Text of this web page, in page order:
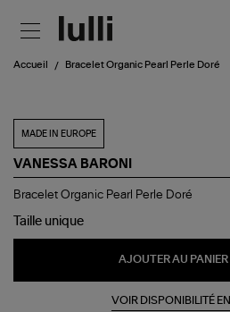
Accueil Bracelet Organic Pearl Perle Doré
MADE IN EUROPE
VANESSA BARONI
Bracelet
Pearl
Bracelet Organic Pearl Perle Doré
Taille unique
AJOUTER AU PANIER
VOIR DISPONIBILITÉ